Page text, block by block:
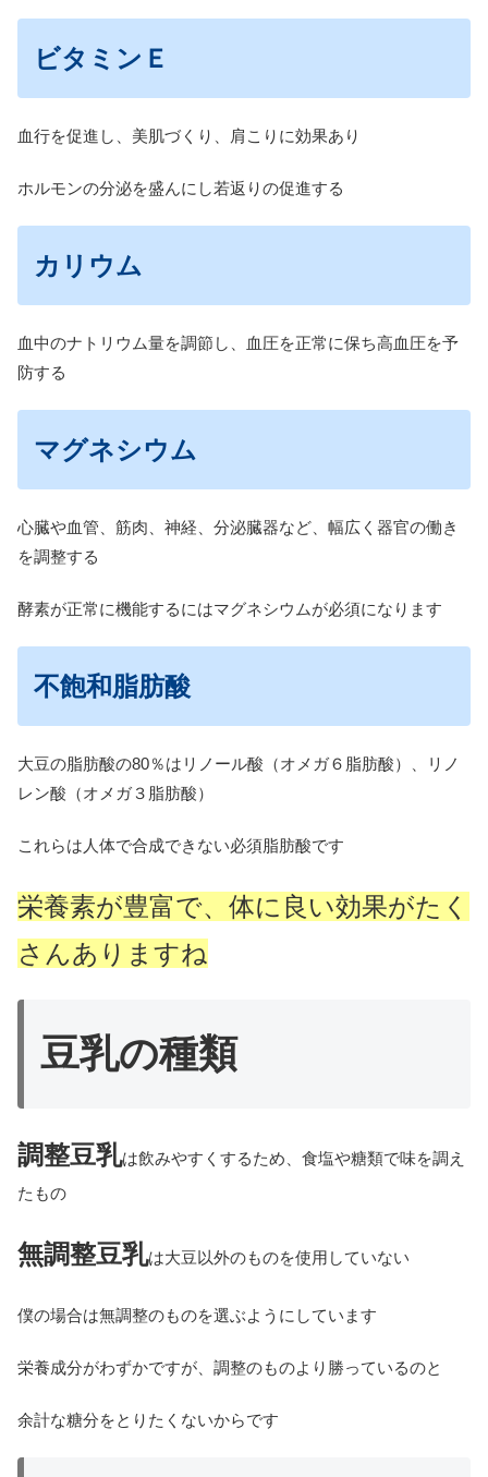
ビタミンＥ
血行を促進し、美肌づくり、肩こりに効果あり
ホルモンの分泌を盛んにし若返りの促進する
カリウム
血中のナトリウム量を調節し、血圧を正常に保ち高血圧を予
防する
マグネシウム
心臓や血管、筋肉、神経、分泌臓器など、幅広く器官の働き
を調整する
酵素が正常に機能するにはマグネシウムが必須になります
不飽和脂肪酸
大豆の脂肪酸の80％はリノール酸（オメガ６脂肪酸）、リノ
レン酸（オメガ３脂肪酸）
これらは人体で合成できない必須脂肪酸です
栄養素が豊富で、体に良い効果がたく
さんありますね
豆乳の種類
調整豆乳は飲みやすくするため、食塩や糖類で味を調え
たもの
無調整豆乳は大豆以外のものを使用していない
僕の場合は無調整のものを選ぶようにしています
栄養成分がわずかですが、調整のものより勝っているのと
余計な糖分をとりたくないからです